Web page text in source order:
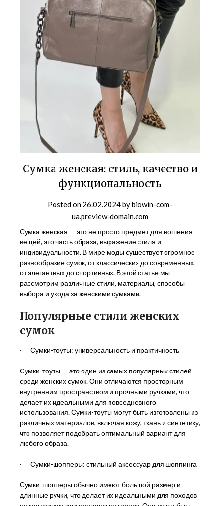
Сумка женская: стиль, качество и
функциональность
Posted on 26.02.2024bybiowin-com-
ua.preview-domain.com
Сумка женская — это не просто предмет для ношения
вещей, это часть образа, выражение стиля и
индивидуальности. В мире моды существует огромное
разнообразие сумок, от классических до современных,
от элегантных до спортивных. В этой статье мы
рассмотрим различные стили, материалы, способы
выбора и ухода за женскими сумками.
Популярные стили женских
сумок
· Сумки-тоуты: универсальность и практичность
Сумки-тоуты — это один из самых популярных стилей
среди женских сумок. Они отличаются просторным
внутренним пространством и прочными ручками, что
делает их идеальными для повседневного
использования. Сумки-тоуты могут быть изготовлены из
различных материалов, включая кожу, ткань и синтетику,
что позволяет подобрать оптимальный вариант для
любого образа.
· Сумки-шопперы: стильный аксессуар для шоппинга
Сумки-шопперы обычно имеют большой размер и
длинные ручки, что делает их идеальными для походов